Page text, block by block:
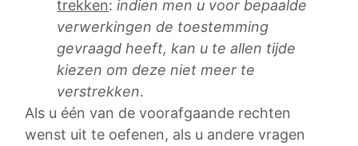
trekken:indien men u voor bepaalde
verwerkingen de toestemming
gevraagd heeft, kan u te allen tijde
kiezen om deze niet meer te
verstrekken.
Als u één van de voorafgaande rechten
wenst uit te oefenen, als u andere vragen